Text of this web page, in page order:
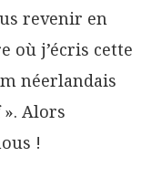
revenir en
où j’écris cette
néerlandais
». Alors
!